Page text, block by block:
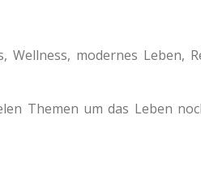
modernes Leben,
Themen um das Leben